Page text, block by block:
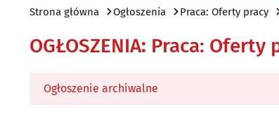
Strona główna Ogłoszenia Praca: Oferty pracy
OGŁOSZENIA: Praca: Oferty
Ogłoszenie archiwalne